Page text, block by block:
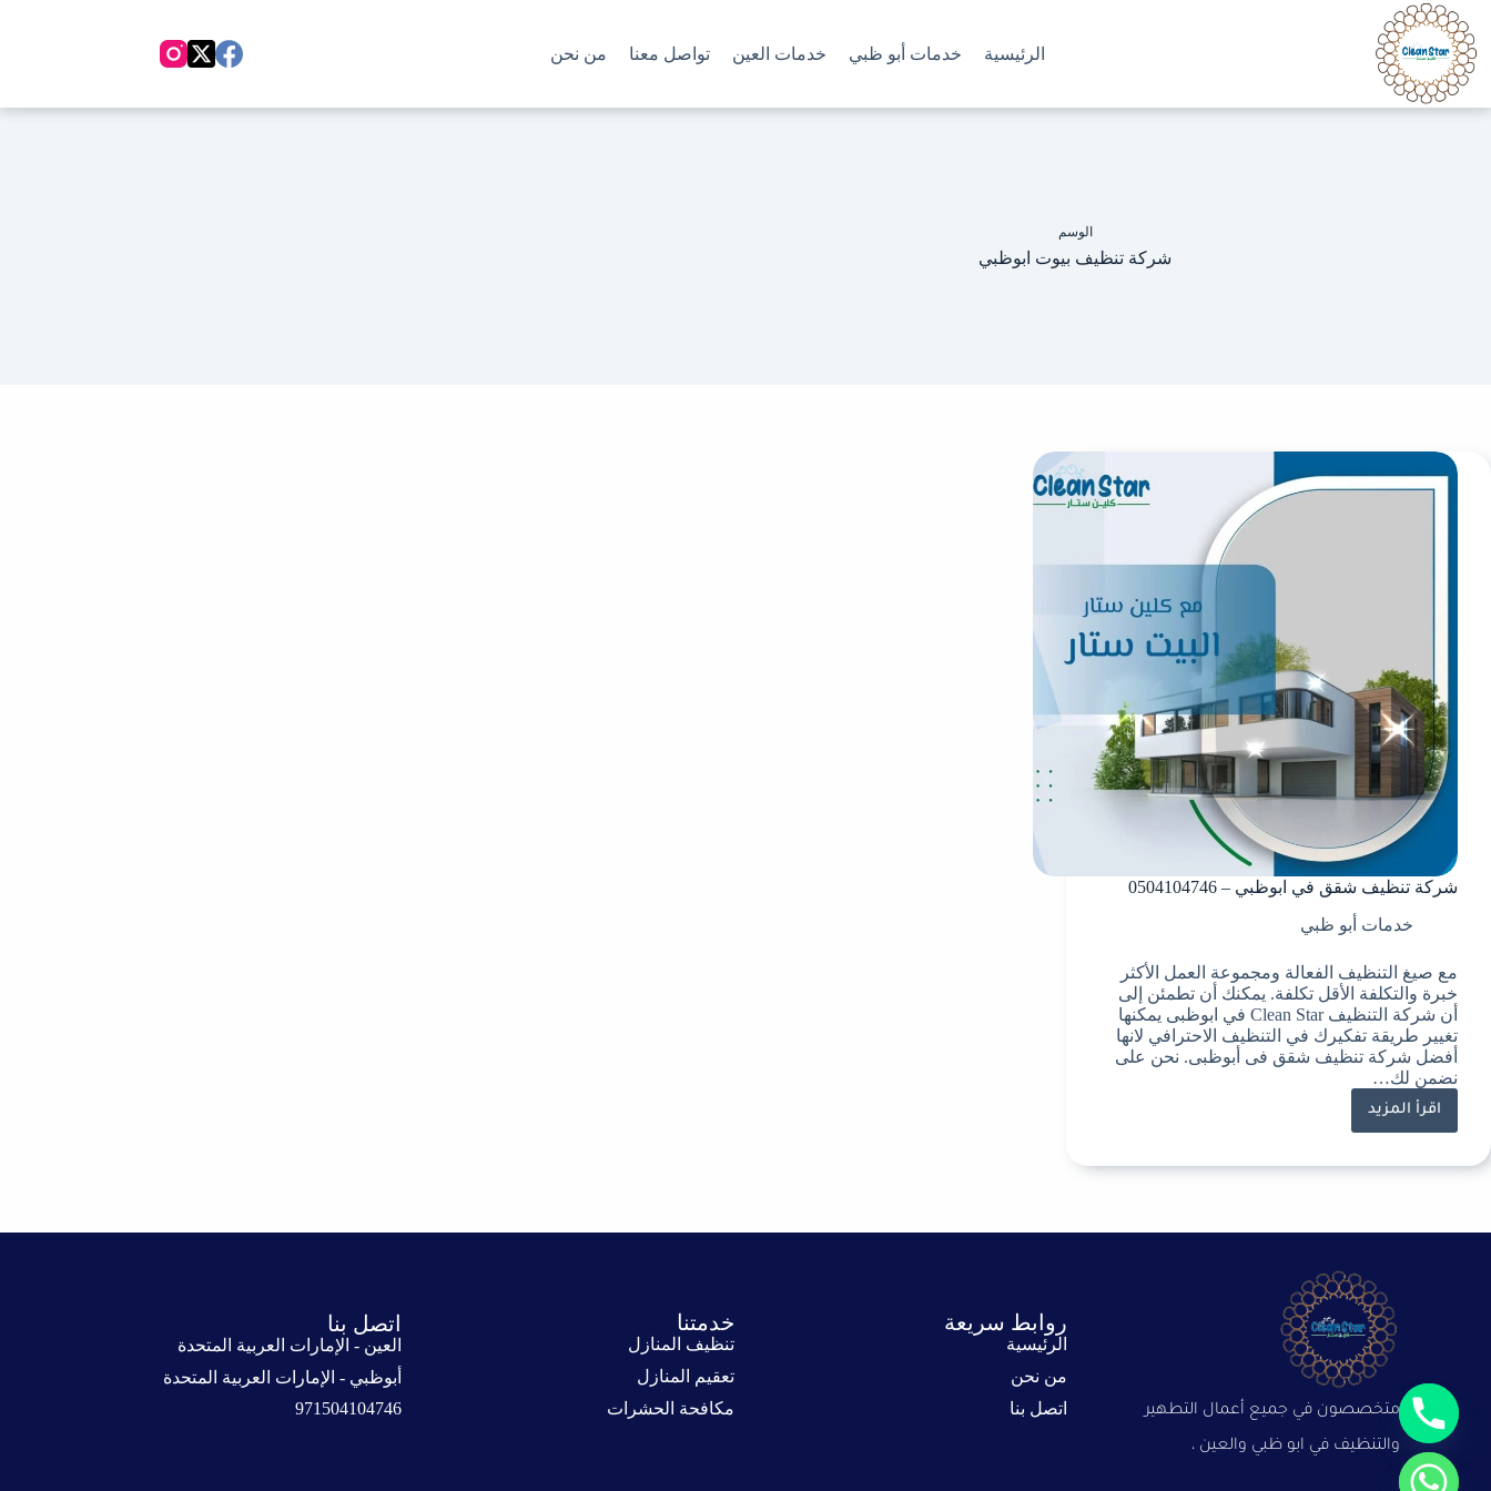
الرئيسية خدمات أبو ظبي خدمات العين تواصل معنا من نحن
الوسم
شركة تنظيف بيوت ابوظبي
شركة تنظيف شقق في ابوظبي – 0504104746
خدمات أبو ظبي
مع صيغ التنظيف الفعالة ومجموعة العمل الأكثر
خبرة والتكلفة الأقل تكلفة. يمكنك أن تطمئن إلى
أن شركة التنظيف Clean Star في ابوظبى يمكنها
تغيير طريقة تفكيرك في التنظيف الاحترافي لانها
أفضل شركة تنظيف شقق فى أبوظبى. نحن على
نضمن لك…
اقرأ المزيد
متخصصون في جميع أعمال التطهير
والتنظيف في ابو ظبي والعين ،
روابط سريعة
الرئيسية
من نحن
اتصل بنا
خدمتنا
تنظيف المنازل
تعقيم المنازل
مكافحة الحشرات
اتصل بنا
العين - الإمارات العربية المتحدة
أبوظبي - الإمارات العربية المتحدة
971504104746